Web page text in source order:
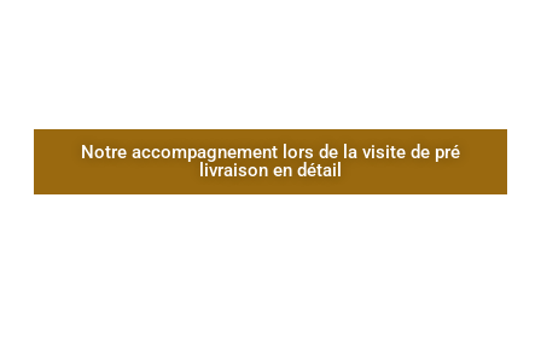
Notre accompagnement lors de la visite de pré
livraison en détail